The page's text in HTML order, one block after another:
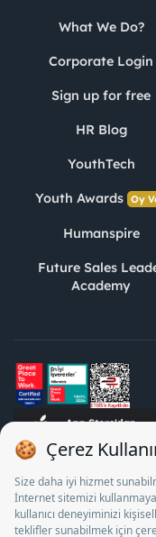
What We Do?
Corporate Login
Sign up for free
HR Blog
YouthTech
Youth Awards Oy
Humanspire
Future Sales
Academy
STJ Human
Private